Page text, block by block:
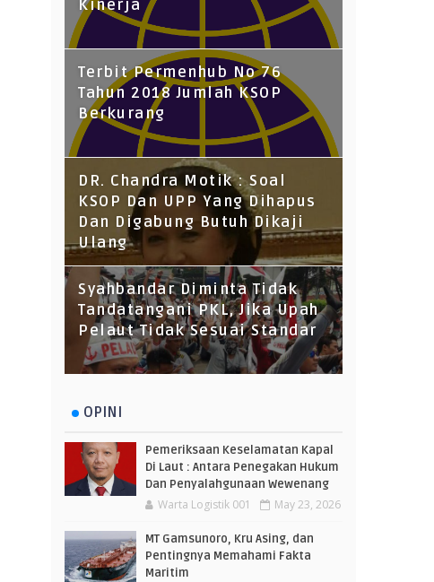
Kinerja
Terbit Permenhub No 76
Tahun 2018 Jumlah KSOP
Berkurang
DR. Chandra Motik : Soal
KSOP Dan UPP Yang Dihapus
Dan Digabung Butuh Dikaji
Ulang
Syahbandar Diminta Tidak
Tandatangani PKL, Jika Upah
Pelaut Tidak Sesuai Standar
OPINI
Pemeriksaan Keselamatan Kapal
Di Laut : Antara Penegakan Hukum
Dan Penyalahgunaan Wewenang
Warta Logistik 001 May 23, 2026
MT Gamsunoro, Kru Asing, dan
Pentingnya Memahami Fakta
Maritim